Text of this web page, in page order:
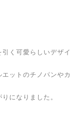
く可愛らしいデザイ
ットのチノパンやカ
になりました。